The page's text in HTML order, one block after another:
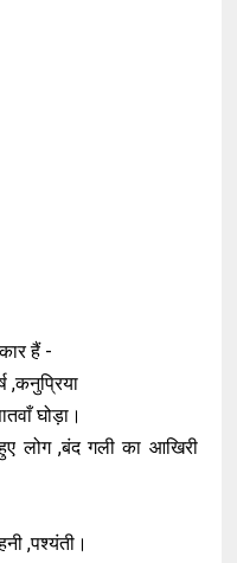
हैं -
,कनुप्रिया
घोड़ा।
लोग ,बंद गली का आखिरी
,पश्यंती।